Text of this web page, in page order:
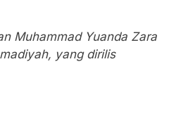
Muhammad Yuanda Zara
yang dirilis